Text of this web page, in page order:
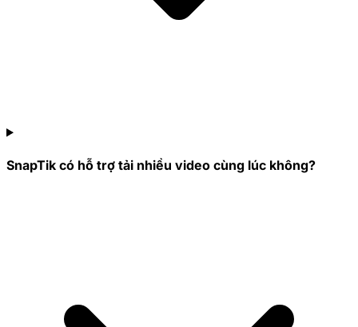
SnapTik có hỗ trợ tải nhiều video cùng lúc không?